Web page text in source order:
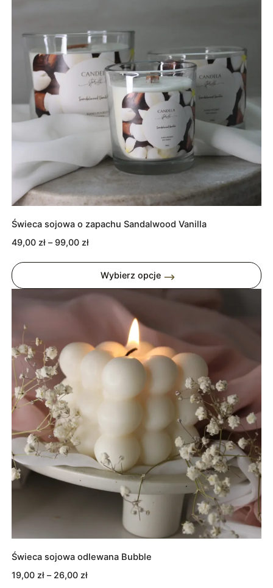
Świeca sojowa o zapachu Sandalwood Vanilla
49,00 zł – 99,00 złZakres
Wybierz opcje
Świeca sojowa odlewana Bubble
19,00 zł – 26,00 złZakres